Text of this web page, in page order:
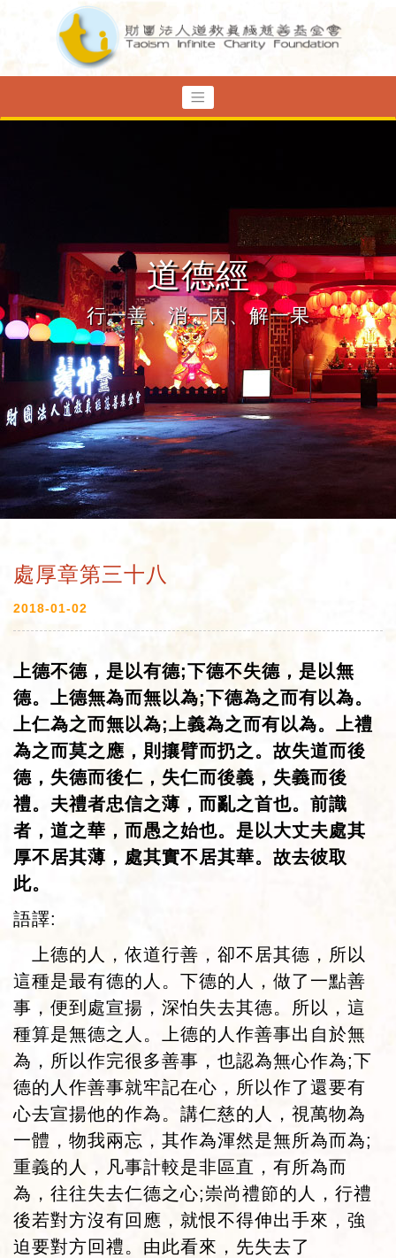
道德經
行一善、消一因、解一果
處厚章第三十八
2018-01-02
上德不德，是以有德;下德不失德，是以無
德。上德無為而無以為;下德為之而有以為。
上仁為之而無以為;上義為之而有以為。上禮
為之而莫之應，則攘臂而扔之。故失道而後
德，失德而後仁，失仁而後義，失義而後
禮。夫禮者忠信之薄，而亂之首也。前識
者，道之華，而愚之始也。是以大丈夫處其
厚不居其薄，處其實不居其華。故去彼取
此。
語譯:
上德的人，依道行善，卻不居其德，所以
這種是最有德的人。下德的人，做了一點善
事，便到處宣揚，深怕失去其德。所以，這
種算是無德之人。上德的人作善事出自於無
為，所以作完很多善事，也認為無心作為;下
德的人作善事就牢記在心，所以作了還要有
心去宣揚他的作為。講仁慈的人，視萬物為
一體，物我兩忘，其作為渾然是無所為而為;
重義的人，凡事計較是非區直，有所為而
為，往往失去仁德之心;崇尚禮節的人，行禮
後若對方沒有回應，就恨不得伸出手來，強
迫要對方回禮。由此看來，先失去了